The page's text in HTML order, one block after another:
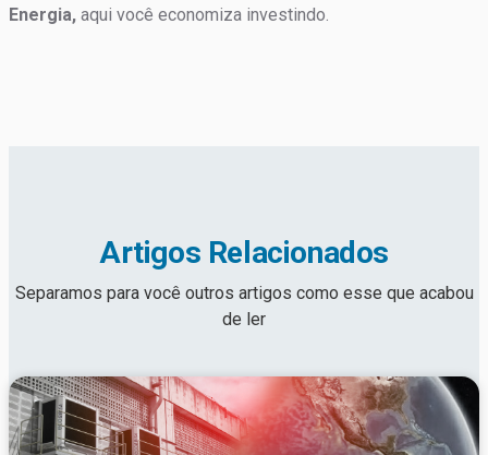
Energia, aqui você economiza investindo.
Artigos Relacionados
Separamos para você outros artigos como esse que acabou
de ler